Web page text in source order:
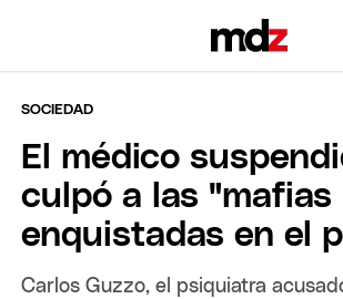
SOCIEDAD
El médico
culpó a las "mafias
enquistadas en el
Carlos Guzzo, el psiquiatra